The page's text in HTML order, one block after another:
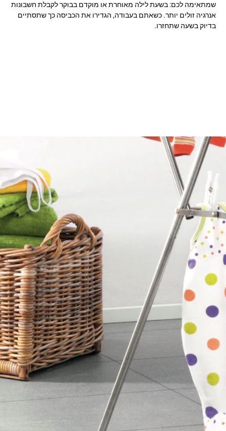
שמתאימה לכם: בשעת לילה מאוחרת או מוקדם בבוקר לקבלת חשבונות
אנרגיה זולים יותר. כשאתם בעבודה, הגדירו את הכביסה כך שתסתיים
בדיוק בשעה שתחזרו.